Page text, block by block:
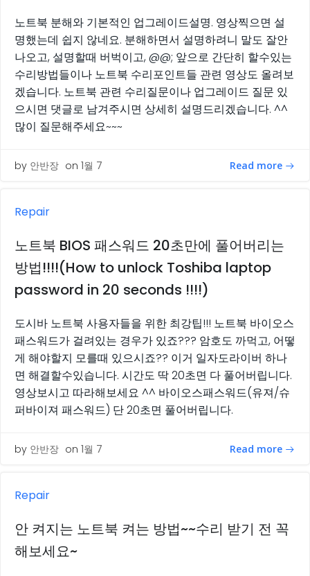
노트북 분해와 기본적인 업그레이드설명. 영상찍으면 설
명했는데 쉽지 않네요. 분해하면서 설명하려니 말도 잘안
나오고, 설명할때 버벅이고, @@; 앞으로 간단히 할수있는
수리방법들이나 노트북 수리포인트들 관련 영상도 올려보
겠습니다. 노트북 관련 수리질문이나 업그레이드 질문 있
으시면 댓글로 남겨주시면 상세히 설명드리겠습니다. ^^
많이 질문해주세요~~~
by 안반장 on 1월 7 Read more
Repair
노트북 BIOS 패스워드 20초만에 풀어버리는
방법!!!!(How to unlock Toshiba laptop
password in 20 seconds !!!!)
도시바 노트북 사용자들을 위한 최강팁!!! 노트북 바이오스
패스워드가 걸려있는 경우가 있죠??? 암호도 까먹고, 어떻
게 해야할지 모를때 있으시죠?? 이거 일자도라이버 하나
면 해결할수있습니다. 시간도 딱 20초면 다 풀어버립니다.
영상보시고 따라해보세요 ^^ 바이오스패스워드(유져/슈
퍼바이져 패스워드) 단 20초면 풀어버립니다.
by 안반장 on 1월 7 Read more
Repair
안 켜지는 노트북 켜는 방법~~수리 받기 전 꼭
해보세요~